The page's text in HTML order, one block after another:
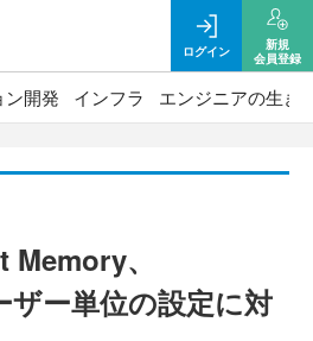
ログイン
新規
会員登録
ン開発 インフラ エンジニアの生き
、
ー単位の設定に対